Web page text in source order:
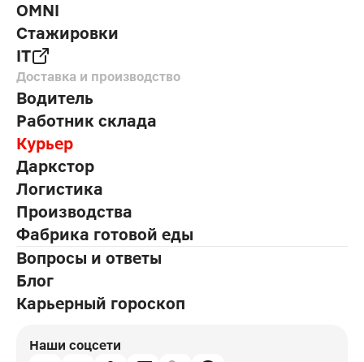
OMNI
Стажировки
IT
Доставка и производство
Водитель
Работник склада
Курьер
Даркстор
Логистика
Производства
Фабрика готовой еды
Вопросы и ответы
Блог
Карьерный гороскоп
Наши соцсети